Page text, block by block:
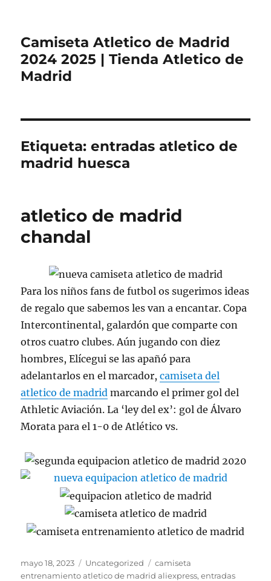
Camiseta Atletico de Madrid
2024 2025 | Tienda Atletico de
Madrid
Etiqueta:entradas atletico de
madrid huesca
atletico de madrid
chandal
Para los niños fans de futbol os sugerimos ideas
de regalo que sabemos les van a encantar. Copa
Intercontinental, galardón que comparte con
otros cuatro clubes. Aún jugando con diez
hombres, Elícegui se las apañó para
adelantarlos en el marcador,camiseta del
atletico de madrid marcando el primer gol del
Athletic Aviación. La ‘ley del ex’: gol de Álvaro
Morata para el 1-0 de Atlético vs.
Publicado
el
mayo 18, 2023 Categorías
Uncategorized Etiquetas
camiseta
entrenamiento atletico de madrid aliexpress,entradas